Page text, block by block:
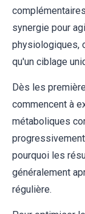
synergie pour
physiologiques,
qu'un ciblage
Dès les
commencent à
métaboliques
pourquoi les
généralement
régulière.